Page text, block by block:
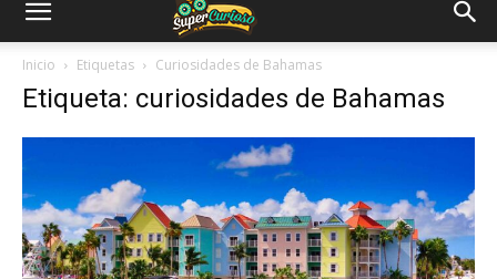
Inicio Etiquetas Curiosidades de Bahamas
Etiqueta: curiosidades de Bahamas